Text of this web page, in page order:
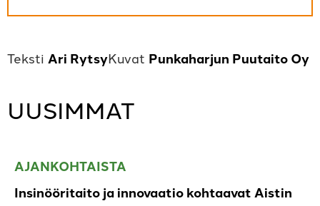
Ari Rytsy Punkaharjun Puutaito Oy
UUSIMMAT
AJANKOHTAISTA
Insinööritaito ja innovaatio kohtaavat Aistin